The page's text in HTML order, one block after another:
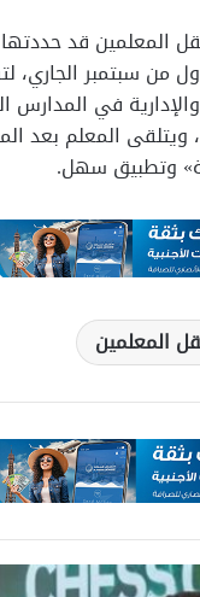
سبتمبر الجاري،
والإدارية في
ويتلقى المعلم بعد
وتطبيق سهل.
المعلمين